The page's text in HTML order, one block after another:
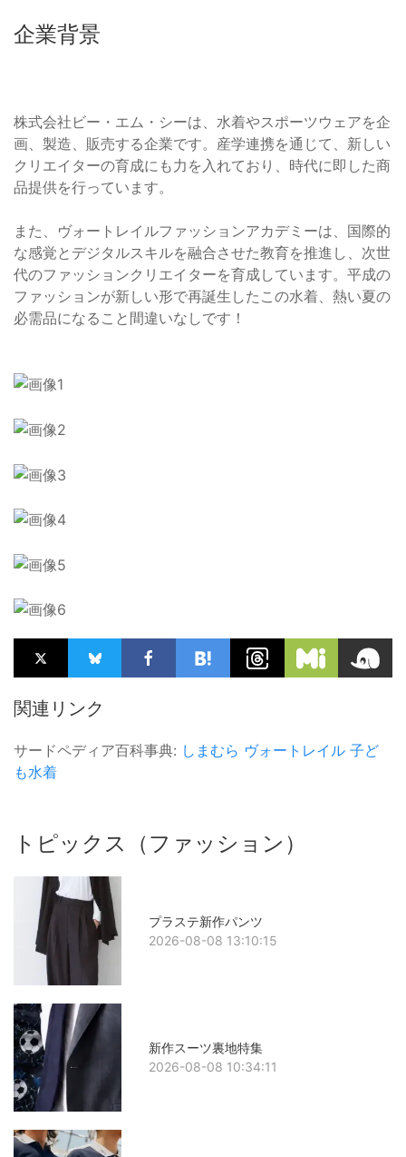
企業背景
株式会社ビー・エム・シーは、水着やスポーツウェアを企
画、製造、販売する企業です。産学連携を通じて、新しい
クリエイターの育成にも力を入れており、時代に即した商
品提供を行っています。
また、ヴォートレイルファッションアカデミーは、国際的
な感覚とデジタルスキルを融合させた教育を推進し、次世
代のファッションクリエイターを育成しています。平成の
ファッションが新しい形で再誕生したこの水着、熱い夏の
必需品になること間違いなしです！
関連リンク
サードペディア百科事典: しまむら ヴォートレイル 子ど
も水着
トピックス（ファッション）
プラステ新作パンツ
2026-08-08 13:10:15
新作スーツ裏地特集
2026-08-08 10:34:11